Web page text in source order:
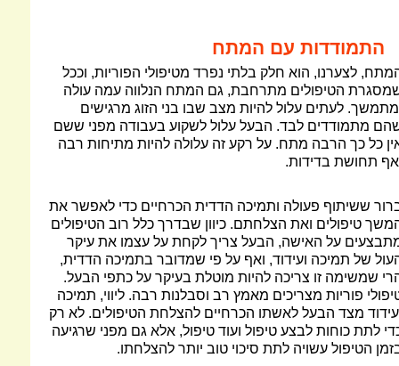
התמודדות עם המתח
לצערנו, הוא חלק בלתי נפרד מטיפולי הפוריות, וככל
הטיפולים מתרחבת, גם המתח הנלווה עמה עולה
לעתים עלול להיות מצב שבו בני הזוג מרגישים
מתמודדים לבד. הבעל עלול לשקוע בעבודה מפני ששם
כל כך הרבה מתח. על רקע זה עלולה להיות מתיחות רבה
תחושת בדידות.
ששיתוף פעולה ותמיכה הדדית הכרחיים כדי לאפשר את
טיפולים ואת הצלחתם. כיוון שבדרך כלל רוב הטיפולים
על האישה, הבעל צריך לקחת על עצמו את עיקר
של תמיכה ועידוד, ואף על פי שמדובר בתמיכה הדדית,
שמשימה זו צריכה להיות מוטלת בעיקר על כתפי הבעל.
פוריות מצריכים מאמץ רב וסבלנות רבה. ליווי, תמיכה
מצד הבעל לאשתו הכרחיים להצלחת הטיפולים. לא רק
לתת כוחות לבצע טיפול ועוד טיפול, אלא גם מפני שרגיעה
הטיפול עשויה לתת סיכוי טוב יותר להצלחתו.